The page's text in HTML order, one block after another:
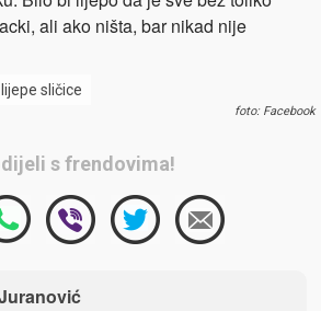
ali ako ništa, bar nikad nije
sličice
foto: Facebook
s frendovima!